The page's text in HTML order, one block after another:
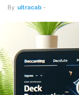
By ultracab -